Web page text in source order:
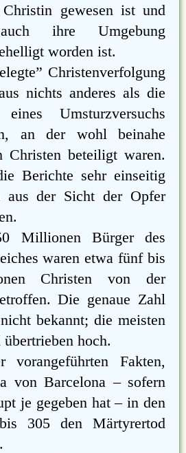
Christin gewesen ist und
ihre Umgebung
worden ist.
Christenverfolgung
nichts anderes als die
eines Umsturzversuchs
an der wohl beinahe
Christen beteiligt waren.
Berichte sehr einseitig
aus der Sicht der Opfer
Millionen Bürger des
waren etwa fünf bis
Christen von der
Die genaue Zahl
bekannt; die meisten
hoch.
vorangeführten Fakten,
von Barcelona – sofern
je gegeben hat – in den
305 den Märtyrertod